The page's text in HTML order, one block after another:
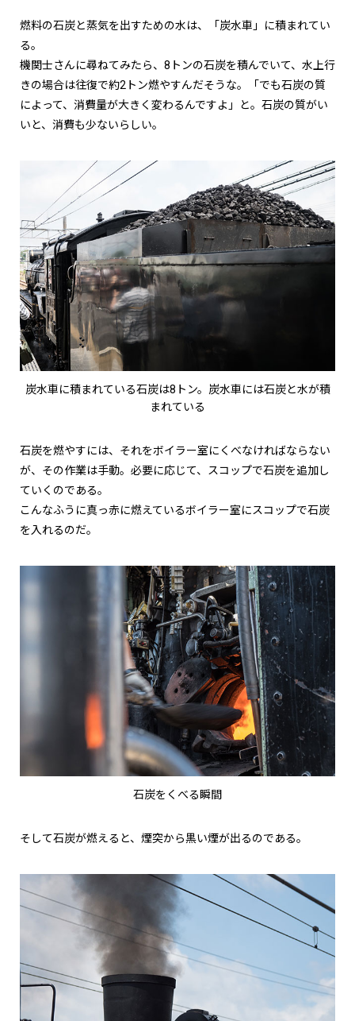
燃料の石炭と蒸気を出すための水は、「炭水車」に積まれてい
る。
機関士さんに尋ねてみたら、8トンの石炭を積んでいて、水上行
きの場合は往復で約2トン燃やすんだそうな。「でも石炭の質
によって、消費量が大きく変わるんですよ」と。石炭の質がい
いと、消費も少ないらしい。
炭水車に積まれている石炭は8トン。炭水車には石炭と水が積
まれている
石炭を燃やすには、それをボイラー室にくべなければならない
が、その作業は手動。必要に応じて、スコップで石炭を追加し
ていくのである。
こんなふうに真っ赤に燃えているボイラー室にスコップで石炭
を入れるのだ。
石炭をくべる瞬間
そして石炭が燃えると、煙突から黒い煙が出るのである。